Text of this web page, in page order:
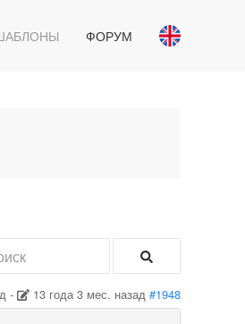
ФОРУМ
- 13 года 3 мес. назад #1948